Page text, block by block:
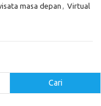
masa depan , Virtual
Cari